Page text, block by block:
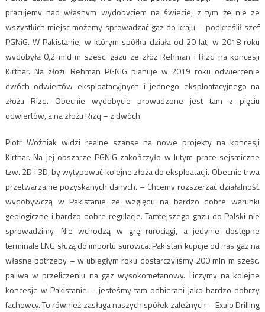
pracujemy nad własnym wydobyciem na świecie, z tym że nie ze
wszystkich miejsc możemy sprowadzać gaz do kraju – podkreślił szef
PGNiG. W Pakistanie, w którym spółka działa od 20 lat, w 2018 roku
wydobyła 0,2 mld m sześc. gazu ze złóż Rehman i Rizq na koncesji
Kirthar. Na złożu Rehman PGNiG planuje w 2019 roku odwiercenie
dwóch odwiertów eksploatacyjnych i jednego eksploatacyjnego na
złożu Rizq. Obecnie wydobycie prowadzone jest tam z pięciu
odwiertów, a na złożu Rizq – z dwóch.
Piotr Woźniak widzi realne szanse na nowe projekty na koncesji
Kirthar. Na jej obszarze PGNiG zakończyło w lutym prace sejsmiczne
tzw. 2D i 3D, by wytypować kolejne złoża do eksploatacji. Obecnie trwa
przetwarzanie pozyskanych danych. – Chcemy rozszerzać działalność
wydobywczą w Pakistanie ze względu na bardzo dobre warunki
geologiczne i bardzo dobre regulacje. Tamtejszego gazu do Polski nie
sprowadzimy. Nie wchodzą w grę rurociągi, a jedynie dostępne
terminale LNG służą do importu surowca. Pakistan kupuje od nas gaz na
własne potrzeby – w ubiegłym roku dostarczyliśmy 200 mln m sześc.
paliwa w przeliczeniu na gaz wysokometanowy. Liczymy na kolejne
koncesje w Pakistanie – jesteśmy tam odbierani jako bardzo dobrzy
fachowcy. To również zasługa naszych spółek zależnych – Exalo Drilling